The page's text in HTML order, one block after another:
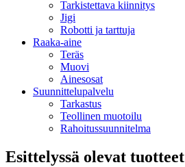
Tarkistettava kiinnitys
Jigi
Robotti ja tarttuja
Raaka-aine
Teräs
Muovi
Ainesosat
Suunnittelupalvelu
Tarkastus
Teollinen muotoilu
Rahoitussuunnitelma
Esittelyssä olevat tuotteet